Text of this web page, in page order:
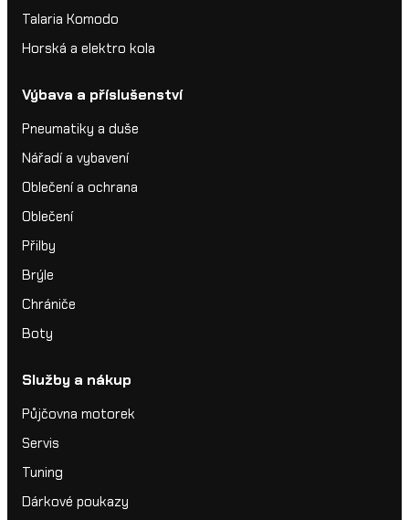
Talaria Komodo
Horská a elektro kola
Výbava a příslušenství
Pneumatiky a duše
Nářadí a vybavení
Oblečení a ochrana
Oblečení
Přilby
Brýle
Chrániče
Boty
Služby a nákup
Půjčovna motorek
Servis
Tuning
Dárkové poukazy